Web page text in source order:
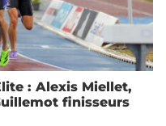
: Alexis Miellet,
finisseurs